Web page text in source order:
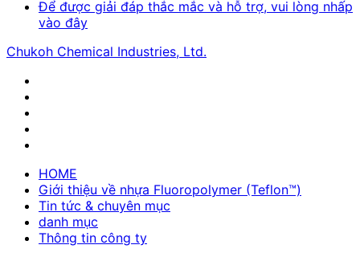
Để được giải đáp thắc mắc và hỗ trợ, vui lòng nhấp
vào đây
Chukoh Chemical Industries, Ltd.
HOME
Giới thiệu về nhựa Fluoropolymer (Teflon™)
Tin tức & chuyên mục
danh mục
Thông tin công ty